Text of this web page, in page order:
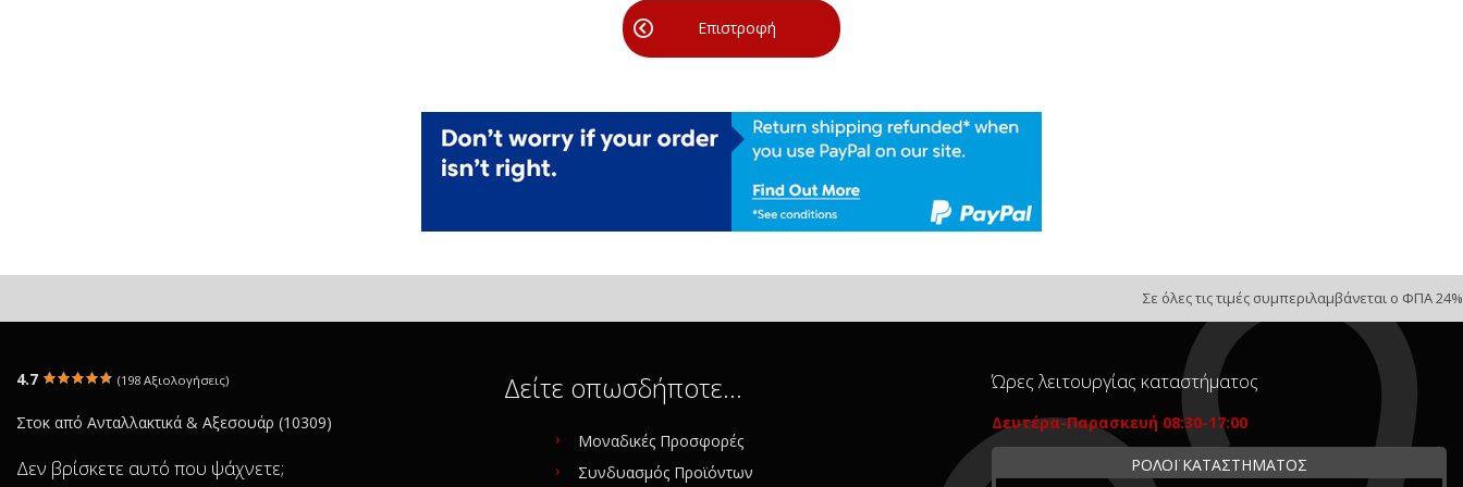
Επιστροφή
Σε όλες τις τιμές συμπεριλαμβάνεται ο ΦΠΑ 24%
4.7 (198 Αξιολογήσεις)
Στοκ από Ανταλλακτικά & Αξεσουάρ (10309)
Δεν βρίσκετε αυτό που ψάχνετε;
Δείτε οπωσδήποτε…
Μοναδικές Προσφορές
Συνδυασμός Προϊόντων
Ώρες λειτουργίας καταστήματος
Δευτέρα-Παρασκευή 08:30-17:00
ΡΟΛΟΪ ΚΑΤΑΣΤΗΜΑΤΟΣ